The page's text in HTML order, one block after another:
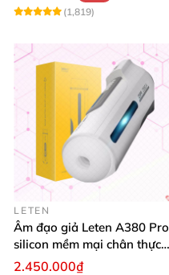
(1,819)
LETEN
Âm đạo giả Leten A380 Pro
silicon mềm mại chân thực
tăng hưng phấn
2.450.000₫